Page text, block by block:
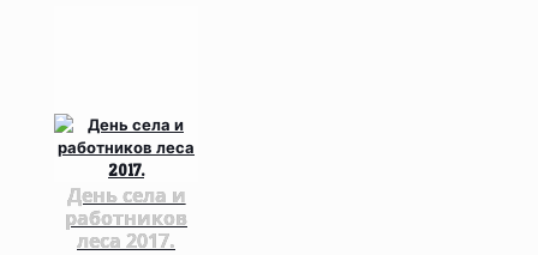
День села и
работников
леса 2017.